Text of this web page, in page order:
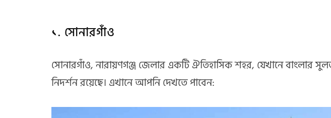
১. সোনারগাঁও
সোনারগাঁও, নারায়ণগঞ্জ জেলার একটি ঐতিহাসিক শহর, যেখানে বাংলার
নিদর্শন রয়েছে। এখানে আপনি দেখতে পাবেন: